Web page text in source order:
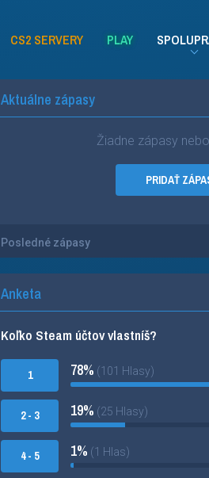
CS2 SERVERY PLAY
Aktuálne zápasy
Žiadne zápasy
PRIDAŤ
Posledné zápasy
Anketa
Koľko Steam účtov vlastníš?
1
2 - 3
4 - 5
78% (101 Hlasy)
19% (25 Hlasy)
1% (1 Hlas)